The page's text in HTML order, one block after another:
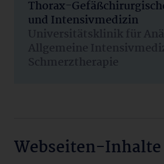
Thorax-
und Intensivmedizin
Universitätsklinik für
Allgemeine
Schmerztherapie
Webseiten-Inhalte